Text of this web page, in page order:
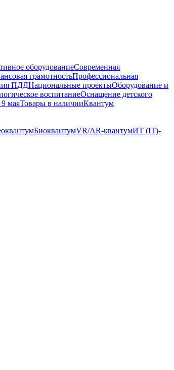
оборудованиеСовременная
грамотностьПрофессиональная
ПДДНациональные проектыОборудование и
воспитаниеОснащение детского
маяТовары в наличииКвантум
БиоквантумVR/AR-квантумИТ (IT)-